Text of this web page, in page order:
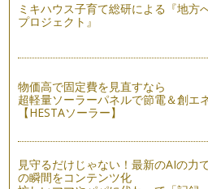
「きいて」育てる子どもの心
「ねぇねぇ、きいて！」 ゆっく
前回「きく」コツについてお話す
の夏休みに印象的なことがあった
夏休みを有意義に過ごすため、息
いよいよ夏休みが始まりました。お
てられましたか？夏休みになると普
ミキハウス子育て総研による『地方
プロジェクト』
物価高で固定費を見直すなら
超軽量ソーラーパネルで節電＆創エ
【HESTAソーラー】
見守るだけじゃない！最新のAIの力
の瞬間をコンテンツ化